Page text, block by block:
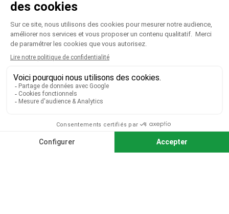
CGV|CGU |Mentions légales
Paiement sécurisé
Télécharger notre catalogue
© 2026 TOUS DROITS RÉSERVÉS MIEUX VOIR